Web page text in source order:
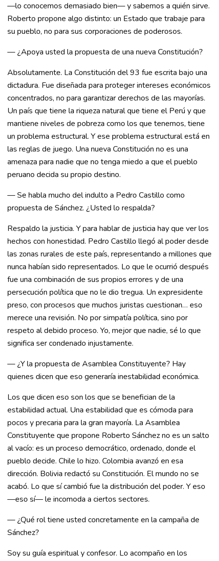
—lo conocemos demasiado bien— y sabemos a quién sirve.
Roberto propone algo distinto: un Estado que trabaje para
su pueblo, no para sus corporaciones de poderosos.
— ¿Apoya usted la propuesta de una nueva Constitución?
Absolutamente. La Constitución del 93 fue escrita bajo una
dictadura. Fue diseñada para proteger intereses económicos
concentrados, no para garantizar derechos de las mayorías.
Un país que tiene la riqueza natural que tiene el Perú y que
mantiene niveles de pobreza como los que tenemos, tiene
un problema estructural. Y ese problema estructural está en
las reglas de juego. Una nueva Constitución no es una
amenaza para nadie que no tenga miedo a que el pueblo
peruano decida su propio destino.
— Se habla mucho del indulto a Pedro Castillo como
propuesta de Sánchez. ¿Usted lo respalda?
Respaldo la justicia. Y para hablar de justicia hay que ver los
hechos con honestidad. Pedro Castillo llegó al poder desde
las zonas rurales de este país, representando a millones que
nunca habían sido representados. Lo que le ocurrió después
fue una combinación de sus propios errores y de una
persecución política que no le dio tregua. Un expresidente
preso, con procesos que muchos juristas cuestionan… eso
merece una revisión. No por simpatía política, sino por
respeto al debido proceso. Yo, mejor que nadie, sé lo que
significa ser condenado injustamente.
— ¿Y la propuesta de Asamblea Constituyente? Hay
quienes dicen que eso generaría inestabilidad económica.
Los que dicen eso son los que se benefician de la
estabilidad actual. Una estabilidad que es cómoda para
pocos y precaria para la gran mayoría. La Asamblea
Constituyente que propone Roberto Sánchez no es un salto
al vacío: es un proceso democrático, ordenado, donde el
pueblo decide. Chile lo hizo. Colombia avanzó en esa
dirección. Bolivia redactó su Constitución. El mundo no se
acabó. Lo que sí cambió fue la distribución del poder. Y eso
—eso sí— le incomoda a ciertos sectores.
— ¿Qué rol tiene usted concretamente en la campaña de
Sánchez?
Soy su guía espiritual y confesor. Lo acompaño en los